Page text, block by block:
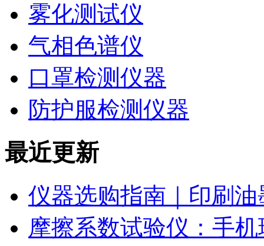
雾化测试仪
气相色谱仪
口罩检测仪器
防护服检测仪器
最近更新
仪器选购指南｜印刷
摩擦系数试验仪：手